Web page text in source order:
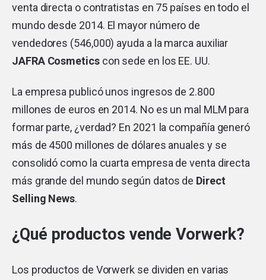
venta directa o contratistas en 75 países en todo el
mundo desde 2014. El mayor número de
vendedores (546,000) ayuda a la marca auxiliar
JAFRA Cosmeticscon sede en los EE. UU.
La empresa publicó unos ingresos de 2.800
millones de euros en 2014. No es un mal MLM para
formar parte, ¿verdad? En 2021 la compañía generó
más de 4500 millones de dólares anuales y se
consolidó como la cuarta empresa de venta directa
más grande del mundo según datos de Direct
Selling News.
¿Qué productos vende Vorwerk?
Los productos de Vorwerk se dividen en varias